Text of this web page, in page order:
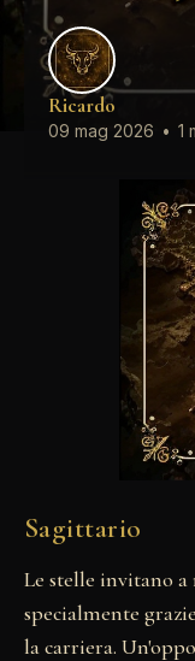
Ricardo
09 mag 2026 • 1
Sagittario
Le stelle invitano
specialmente
la carriera.